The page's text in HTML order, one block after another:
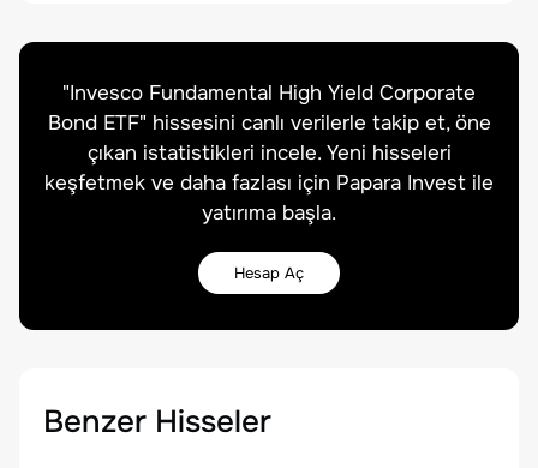
"Invesco Fundamental High Yield Corporate
Bond ETF" hissesini canlı verilerle takip et, öne
çıkan istatistikleri incele. Yeni hisseleri
keşfetmek ve daha fazlası için Papara Invest ile
yatırıma başla.
Hesap Aç
Benzer Hisseler